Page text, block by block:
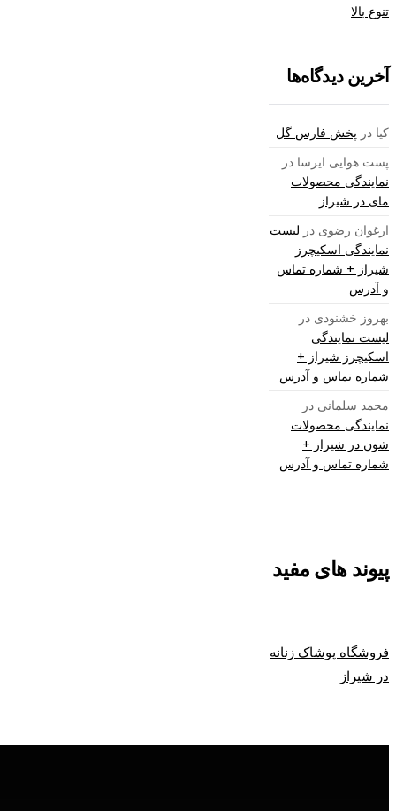
تنوع بالا
آخرین دیدگاه‌ها
کیادرپخش فارس گل
پست هوایی ایرسادر
نمایندگی محصولات
مای در شیراز
ارغوان رضویدرلیست
نمایندگی اسکیچرز
شیراز + شماره تماس
و آدرس
بهروز خشنودیدر
لیست نمایندگی
اسکیچرز شیراز +
شماره تماس و آدرس
محمد سلمانیدر
نمایندگی محصولات
شون در شیراز +
شماره تماس و آدرس
پیوند های مفید
فروشگاه پوشاک زنانه
در شیراز